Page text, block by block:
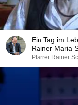
Ein Tag im
Rainer Maria
Pfarrer Rainer